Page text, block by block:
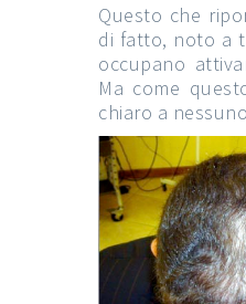
Questo che
di fatto, noto a
occupano
Ma come
chiaro a